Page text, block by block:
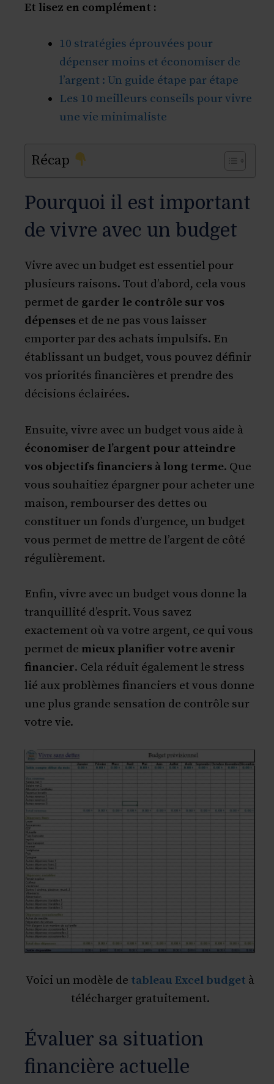
Et lisez en complément :
10 stratégies éprouvées pour
dépenser moins et économiser de
l’argent : Un guide étape par étape
Les 10 meilleurs conseils pour vivre
une vie minimaliste
Récap
Pourquoi il est important
de vivre avec un budget
Vivre avec un budget est essentiel pour
plusieurs raisons. Tout d’abord, cela vous
permet de garder le contrôle sur vos
dépenses et de ne pas vous laisser
emporter par des achats impulsifs. En
établissant un budget, vous pouvez définir
vos priorités financières et prendre des
décisions éclairées.
Ensuite, vivre avec un budget vous aide à
économiser de l’argent pour atteindre
vos objectifs financiers à long terme. Que
vous souhaitiez épargner pour acheter une
maison, rembourser des dettes ou
constituer un fonds d’urgence, un budget
vous permet de mettre de l’argent de côté
régulièrement.
Enfin, vivre avec un budget vous donne la
tranquillité d’esprit. Vous savez
exactement où va votre argent, ce qui vous
permet de mieux planifier votre avenir
financier. Cela réduit également le stress
lié aux problèmes financiers et vous donne
une plus grande sensation de contrôle sur
votre vie.
Voici un modèle de tableau Excel budget à
télécharger gratuitement.
Évaluer sa situation
financière actuelle